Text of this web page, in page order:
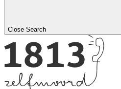
Close Search